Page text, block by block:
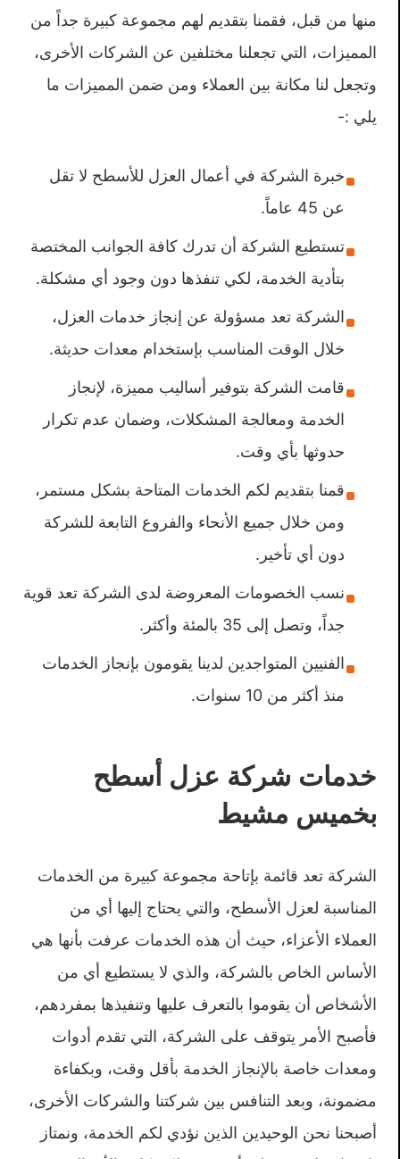
منها من قبل، فقمنا بتقديم لهم مجموعة كبيرة جداً من
المميزات، التي تجعلنا مختلفين عن الشركات الأخرى،
وتجعل لنا مكانة بين العملاء ومن ضمن المميزات ما
يلي :-
خبرة الشركة في أعمال العزل للأسطح لا تقل
عن 45 عاماً.
تستطيع الشركة أن تدرك كافة الجوانب المختصة
بتأدية الخدمة، لكي تنفذها دون وجود أي مشكلة.
الشركة تعد مسؤولة عن إنجاز خدمات العزل،
خلال الوقت المناسب بإستخدام معدات حديثة.
قامت الشركة بتوفير أساليب مميزة، لإنجاز
الخدمة ومعالجة المشكلات، وضمان عدم تكرار
حدوثها بأي وقت.
قمنا بتقديم لكم الخدمات المتاحة بشكل مستمر،
ومن خلال جميع الأنحاء والفروع التابعة للشركة
دون أي تأخير.
نسب الخصومات المعروضة لدى الشركة تعد قوية
جداً، وتصل إلى 35 بالمئة وأكثر.
الفنيين المتواجدين لدينا يقومون بإنجاز الخدمات
منذ أكثر من 10 سنوات.
خدمات شركة عزل أسطح
بخميس مشيط
الشركة تعد قائمة بإتاحة مجموعة كبيرة من الخدمات
المناسبة لعزل الأسطح، والتي يحتاج إليها أي من
العملاء الأعزاء، حيث أن هذه الخدمات عرفت بأنها هي
الأساس الخاص بالشركة، والذي لا يستطيع أي من
الأشخاص أن يقوموا بالتعرف عليها وتنفيذها بمفردهم،
فأصبح الأمر يتوقف على الشركة، التي تقدم أدوات
ومعدات خاصة بالإنجاز الخدمة بأقل وقت، وبكفاءة
مضمونة، وبعد التنافس بين شركتنا والشركات الأخرى،
أصبحنا نحن الوحيدين الذين نؤدي لكم الخدمة، ونمتاز